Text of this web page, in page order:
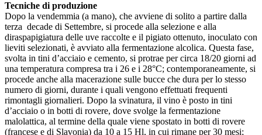
Tecniche di produzione
Dopo la vendemmia (a mano), che avviene di solito a partire dalla
terza decade di Settembre, si procede alla selezione e alla
diraspapigiatura delle uve raccolte e il pigiato ottenuto, inoculato con
lieviti selezionati, è avviato alla fermentazione alcolica. Questa fase,
svolta in tini d’acciaio e cemento, si protrae per circa 18/20 giorni ad
una temperatura compresa tra i 26 e i 28°C; contemporaneamente, si
procede anche alla macerazione sulle bucce che dura per lo stesso
numero di giorni, durante i quali vengono effettuati frequenti
rimontagli giornalieri. Dopo la svinatura, il vino è posto in tini
d’acciaio o in botti di rovere, dove svolge la fermentazione
malolattica, al termine della quale viene spostato in botti di rovere
(francese e di Slavonia) da 10 a 15 Hl, in cui rimane per 30 mesi;